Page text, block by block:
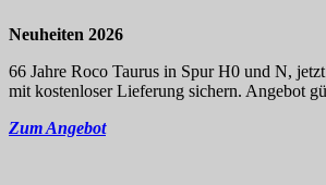
Neuheiten 2026
66 Jahre Roco Taurus in Spur H0 und N,
mit kostenloser Lieferung sichern. Angebot
Zum Angebot